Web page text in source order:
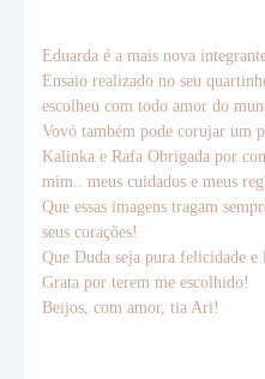
Eduarda é a mais nova
Ensaio realizado no seu
escolheu com todo amor do
Vovó também pode corujar um
Kalinka e Rafa Obrigada por
mim.. meus cuidados e meus
Que essas imagens tragam
seus corações!
Que Duda seja pura felicidade e
Grata por terem me escolhido!
Beijos, com amor, tia Ari!